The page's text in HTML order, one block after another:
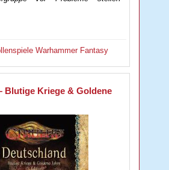
Warhammer Fantasy
Blutige Kriege & Goldene